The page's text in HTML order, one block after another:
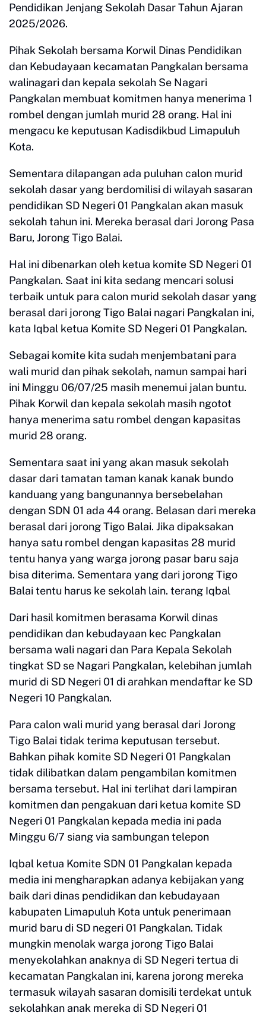
Pendidikan Jenjang Sekolah Dasar Tahun Ajaran
2025/2026.
Pihak Sekolah bersama Korwil Dinas Pendidikan
dan Kebudayaan kecamatan Pangkalan bersama
walinagari dan kepala sekolah Se Nagari
Pangkalan membuat komitmen hanya menerima 1
rombel dengan jumlah murid 28 orang. Hal ini
mengacu ke keputusan Kadisdikbud Limapuluh
Kota.
Sementara dilapangan ada puluhan calon murid
sekolah dasar yang berdomilisi di wilayah sasaran
pendidikan SD Negeri 01 Pangkalan akan masuk
sekolah tahun ini. Mereka berasal dari Jorong Pasa
Baru, Jorong Tigo Balai.
Hal ini dibenarkan oleh ketua komite SD Negeri 01
Pangkalan. Saat ini kita sedang mencari solusi
terbaik untuk para calon murid sekolah dasar yang
berasal dari jorong Tigo Balai nagari Pangkalan ini,
kata Iqbal ketua Komite SD Negeri 01 Pangkalan.
Sebagai komite kita sudah menjembatani para
wali murid dan pihak sekolah, namun sampai hari
ini Minggu 06/07/25 masih menemui jalan buntu.
Pihak Korwil dan kepala sekolah masih ngotot
hanya menerima satu rombel dengan kapasitas
murid 28 orang.
Sementara saat ini yang akan masuk sekolah
dasar dari tamatan taman kanak kanak bundo
kanduang yang bangunannya bersebelahan
dengan SDN 01 ada 44 orang. Belasan dari mereka
berasal dari jorong Tigo Balai. Jika dipaksakan
hanya satu rombel dengan kapasitas 28 murid
tentu hanya yang warga jorong pasar baru saja
bisa diterima. Sementara yang dari jorong Tigo
Balai tentu harus ke sekolah lain. terang Iqbal
Dari hasil komitmen berasama Korwil dinas
pendidikan dan kebudayaan kec Pangkalan
bersama wali nagari dan Para Kepala Sekolah
tingkat SD se Nagari Pangkalan, kelebihan jumlah
murid di SD Negeri 01 di arahkan mendaftar ke SD
Negeri 10 Pangkalan.
Para calon wali murid yang berasal dari Jorong
Tigo Balai tidak terima keputusan tersebut.
Bahkan pihak komite SD Negeri 01 Pangkalan
tidak dilibatkan dalam pengambilan komitmen
bersama tersebut. Hal ini terlihat dari lampiran
komitmen dan pengakuan dari ketua komite SD
Negeri 01 Pangkalan kepada media ini pada
Minggu 6/7 siang via sambungan telepon
Iqbal ketua Komite SDN 01 Pangkalan kepada
media ini mengharapkan adanya kebijakan yang
baik dari dinas pendidikan dan kebudayaan
kabupaten Limapuluh Kota untuk penerimaan
murid baru di SD negeri 01 Pangkalan. Tidak
mungkin menolak warga jorong Tigo Balai
menyekolahkan anaknya di SD Negeri tertua di
kecamatan Pangkalan ini, karena jorong mereka
termasuk wilayah sasaran domisili terdekat untuk
sekolahkan anak mereka di SD Negeri 01